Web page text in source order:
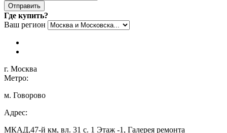
Отправить
Где купить?
Ваш регион
г. Москва
Метро:
м. Говорово
Адрес:
МКАД,47-й км, вл. 31 с. 1 Этаж -1, Галерея ремонта